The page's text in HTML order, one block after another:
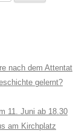
nach dem Attentat
gelernt?
11. Juni ab 18.30
am Kirchplatz